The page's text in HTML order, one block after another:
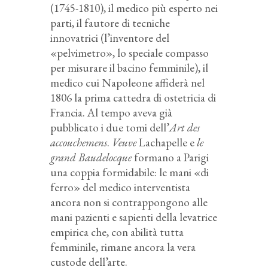
(1745-1810), il medico più esperto nei
parti, il fautore di tecniche
innovatrici (l’inventore del
«pelvimetro», lo speciale compasso
per misurare il bacino femminile), il
medico cui Napoleone affiderà nel
1806 la prima cattedra di ostetricia di
Francia. Al tempo aveva già
pubblicato i due tomi dell’Art des
accouchemens. VeuveLachapelle ele
grand Baudelocqueformano a Parigi
una coppia formidabile: le mani «di
ferro» del medico interventista
ancora non si contrappongono alle
mani pazienti e sapienti della levatrice
empirica che, con abilità tutta
femminile, rimane ancora la vera
custode dell’arte.